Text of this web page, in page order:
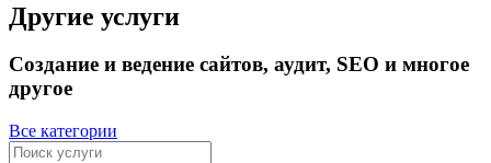
Другие услуги
Создание и ведение сайтов, аудит, SEO и многое
другое
Все категории